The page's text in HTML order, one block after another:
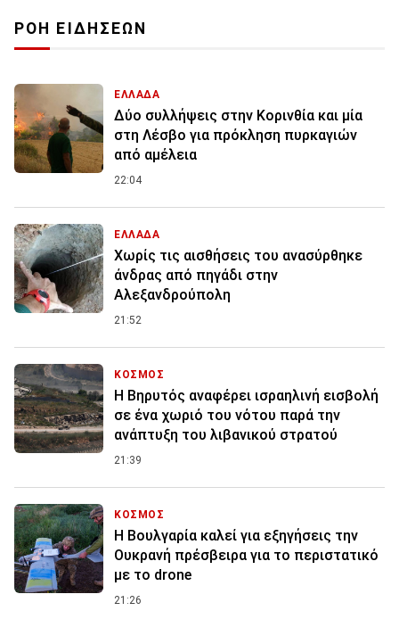
ΡΟΗ ΕΙΔΗΣΕΩΝ
ΕΛΛΑΔΑ
Δύο συλλήψεις στην Κορινθία και μία
στη Λέσβο για πρόκληση πυρκαγιών
από αμέλεια
22:04
ΕΛΛΑΔΑ
Χωρίς τις αισθήσεις του ανασύρθηκε
άνδρας από πηγάδι στην
Αλεξανδρούπολη
21:52
ΚΟΣΜΟΣ
Η Βηρυτός αναφέρει ισραηλινή εισβολή
σε ένα χωριό του νότου παρά την
ανάπτυξη του λιβανικού στρατού
21:39
ΚΟΣΜΟΣ
Η Βουλγαρία καλεί για εξηγήσεις την
Ουκρανή πρέσβειρα για το περιστατικό
με το drone
21:26